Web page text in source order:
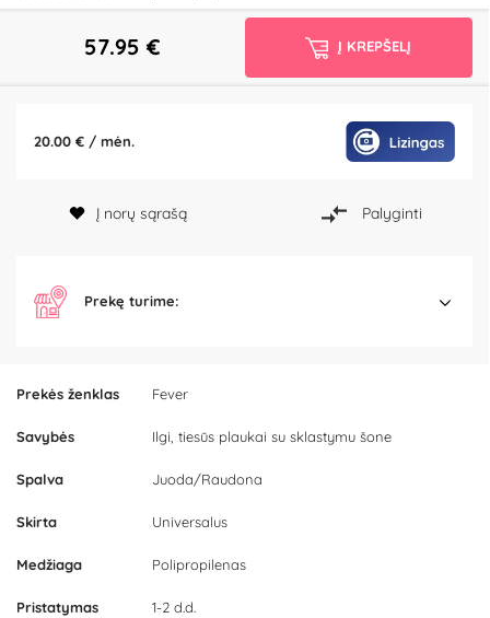
Prekės ženklas Fever
Savybės Ilgi, tiesūs plaukai su sklastymu šone
Spalva Juoda/Raudona
Skirta Universalus
Medžiaga Polipropilenas
Pristatymas 1-2 d.d.
57.95 €
20.00 € / mėn.
Į KREPŠELĮ
Į norų sąrašą Palyginti
Prekę turime: